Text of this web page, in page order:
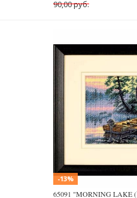
90,00 руб.
-13%
65091 "MORNING